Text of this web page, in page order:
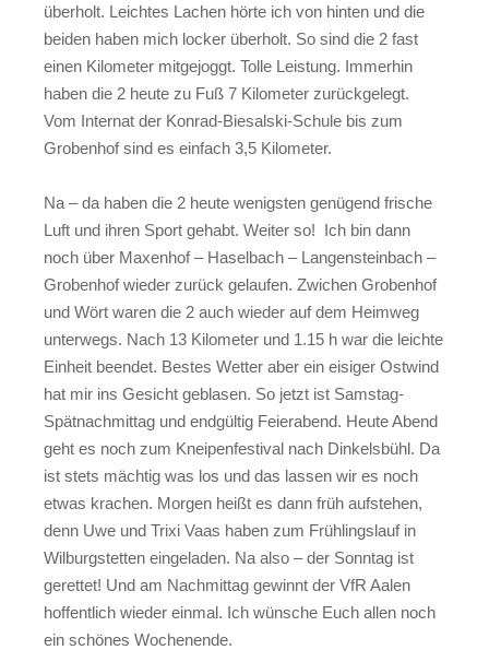
überholt. Leichtes Lachen hörte ich von hinten und die
beiden haben mich locker überholt. So sind die 2 fast
einen Kilometer mitgejoggt. Tolle Leistung. Immerhin
haben die 2 heute zu Fuß 7 Kilometer zurückgelegt.
Vom Internat der Konrad-Biesalski-Schule bis zum
Grobenhof sind es einfach 3,5 Kilometer.
Na – da haben die 2 heute wenigsten genügend frische
Luft und ihren Sport gehabt. Weiter so! Ich bin dann
noch über Maxenhof – Haselbach – Langensteinbach –
Grobenhof wieder zurück gelaufen. Zwichen Grobenhof
und Wört waren die 2 auch wieder auf dem Heimweg
unterwegs. Nach 13 Kilometer und 1.15 h war die leichte
Einheit beendet. Bestes Wetter aber ein eisiger Ostwind
hat mir ins Gesicht geblasen. So jetzt ist Samstag-
Spätnachmittag und endgültig Feierabend. Heute Abend
geht es noch zum Kneipenfestival nach Dinkelsbühl. Da
ist stets mächtig was los und das lassen wir es noch
etwas krachen. Morgen heißt es dann früh aufstehen,
denn Uwe und Trixi Vaas haben zum Frühlingslauf in
Wilburgstetten eingeladen. Na also – der Sonntag ist
gerettet! Und am Nachmittag gewinnt der VfR Aalen
hoffentlich wieder einmal. Ich wünsche Euch allen noch
ein schönes Wochenende.